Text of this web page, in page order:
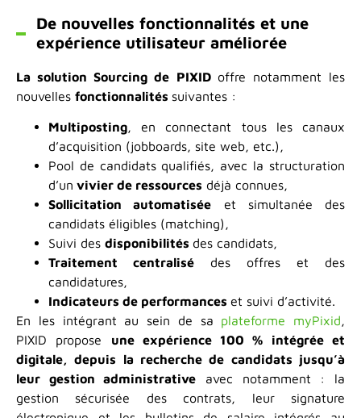
De nouvelles fonctionnalités et une
expérience utilisateur améliorée
La solution Sourcing de PIXID offre notamment les
nouvelles fonctionnalités suivantes :
Multiposting, en connectant tous les canaux
d’acquisition (jobboards, site web, etc.),
Pool de candidats qualifiés, avec la structuration
d’un vivier de ressources déjà connues,
Sollicitation automatisée et simultanée des
candidats éligibles (matching),
Suivi des disponibilités des candidats,
Traitement centralisé des offres et des
candidatures,
Indicateurs de performances et suivi d’activité.
En les intégrant au sein de sa plateforme myPixid,
PIXID propose une expérience 100 % intégrée et
digitale, depuis la recherche de candidats jusqu’à
leur gestion administrative avec notamment : la
gestion sécurisée des contrats, leur signature